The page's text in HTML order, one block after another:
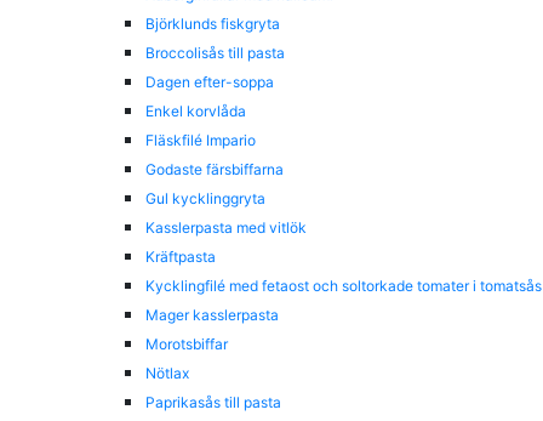
Björklunds fiskgryta
Broccolisås till pasta
Dagen efter-soppa
Enkel korvlåda
Fläskfilé Impario
Godaste färsbiffarna
Gul kycklinggryta
Kasslerpasta med vitlök
Kräftpasta
Kycklingfilé med fetaost och soltorkade tomater i tomatsås
Mager kasslerpasta
Morotsbiffar
Nötlax
Paprikasås till pasta